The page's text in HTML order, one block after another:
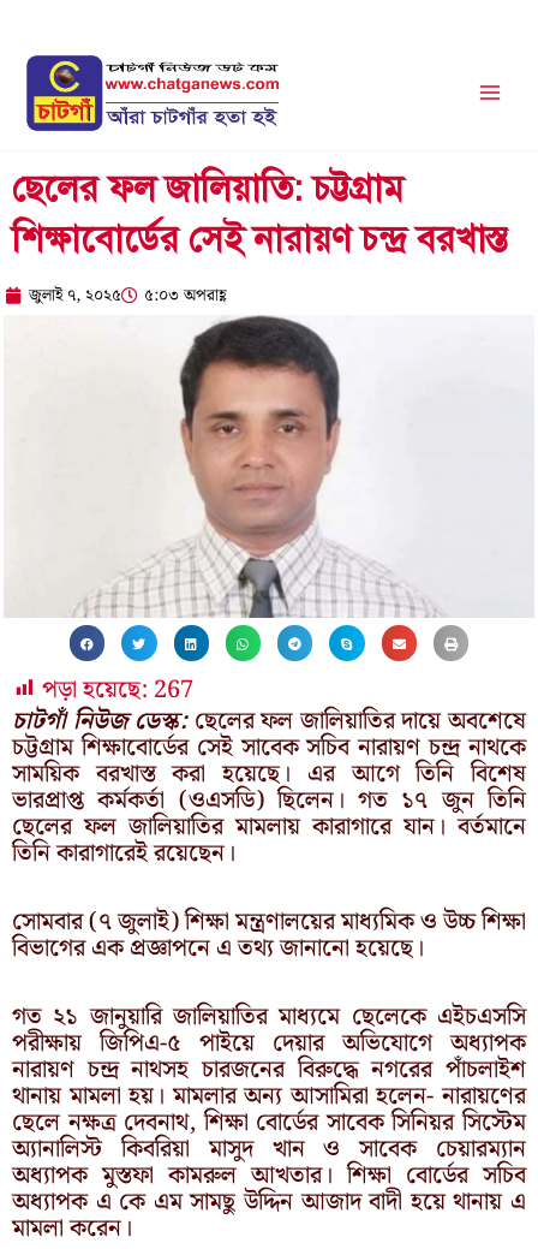
content
ছেলের ফল জালিয়াতি: চট্টগ্রাম
শিক্ষাবোর্ডের সেই নারায়ণ চন্দ্র বরখাস্ত
জুলাই ৭, ২০২৫ ৫:০৩ অপরাহ্ণ
পড়া হয়েছে: 267
চাটগাঁ নিউজ ডেস্ক:ছেলের ফল জালিয়াতির দায়ে অবশেষে
চট্টগ্রাম শিক্ষাবোর্ডের সেই সাবেক সচিব নারায়ণ চন্দ্র নাথকে
সাময়িক বরখাস্ত করা হয়েছে। এর আগে তিনি বিশেষ
ভারপ্রাপ্ত কর্মকর্তা (ওএসডি) ছিলেন। গত ১৭ জুন তিনি
ছেলের ফল জালিয়াতির মামলায় কারাগারে যান। বর্তমানে
তিনি কারাগারেই রয়েছেন।
সোমবার (৭ জুলাই) শিক্ষা মন্ত্রণালয়ের মাধ্যমিক ও উচ্চ শিক্ষা
বিভাগের এক প্রজ্ঞাপনে এ তথ্য জানানো হয়েছে।
গত ২১ জানুয়ারি জালিয়াতির মাধ্যমে ছেলেকে এইচএসসি
পরীক্ষায় জিপিএ-৫ পাইয়ে দেয়ার অভিযোগে অধ্যাপক
নারায়ণ চন্দ্র নাথসহ চারজনের বিরুদ্ধে নগরের পাঁচলাইশ
থানায় মামলা হয়। মামলার অন্য আসামিরা হলেন- নারায়ণের
ছেলে নক্ষত্র দেবনাথ, শিক্ষা বোর্ডের সাবেক সিনিয়র সিস্টেম
অ্যানালিস্ট কিবরিয়া মাসুদ খান ও সাবেক চেয়ারম্যান
অধ্যাপক মুস্তফা কামরুল আখতার। শিক্ষা বোর্ডের সচিব
অধ্যাপক এ কে এম সামছু উদ্দিন আজাদ বাদী হয়ে থানায় এ
মামলা করেন।